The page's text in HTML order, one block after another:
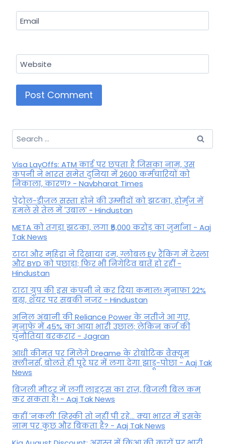
Email
Website
Search
for:
Visa LayOffs: ATM कार्ड पर छपता है जिसका नाम, उस
कंपनी ने भारत समेत दुनिया में 2600 कर्मचारियों को
निकाला, कारण? - Navbharat Times
पेट्रोल-डीजल सस्ता होने की उम्मीदों को झटका, होर्मुज में
हमले से तेल में 'उबाल' - Hindustan
META को तगड़ा झटका, लगा ₹5,000 करोड़ का जुर्माना - Aaj
Tak News
टाटा और महिंद्रा ने दिखाया दम, ग्लोबल EV रैंकिंग में टेस्ला
और BYD को पछाड़ा; फिर भी निगेटिव बातें हो रहीं -
Hindustan
टाटा ग्रुप की इस कंपनी ने कर दिया कमाल! मुनाफा 22%
बढ़ा, शेयर पर सबकी नजर - Hindustan
अनिल अंबानी की Reliance Power के नतीजे आ गए,
मुनाफे में 45% का आया भारी उछाल; लेकिन कर्ज की
चुनौतियां बरकरार - Jagran
आधी कीमत पर मिलेंगे Dreame के रोबोटिक वैक्यूम
क्लीनर्स, बोलते ही पूरे घर में लगा देगा झाड़ू-पोछा - Aaj Tak
News
बिजली मीटर में लगीं लाइट्स का राज़, बिजली बिल कम
कर सकता है! - Aaj Tak News
कहीं 'नकली' व्हिस्की तो नहीं पी रहे... क्या भारत में इसके
नाम पर कुछ और बिकता है? - Aaj Tak News